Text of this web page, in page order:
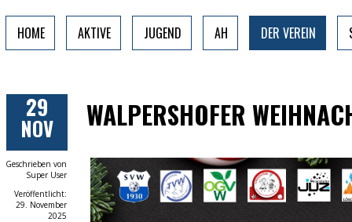
HOME AKTIVE JUGEND AH DER VEREIN
29
NOV
Geschrieben von
Super User
Veröffentlicht:
29. November
2025
WALPERSHOFER